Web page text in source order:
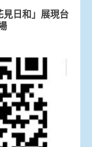
日和」展現台